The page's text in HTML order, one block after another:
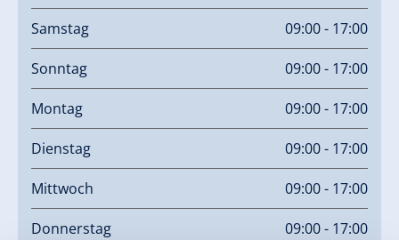
Samstag 09:00 - 17:00
Sonntag 09:00 - 17:00
Montag 09:00 - 17:00
Dienstag 09:00 - 17:00
Mittwoch 09:00 - 17:00
Donnerstag 09:00 - 17:00